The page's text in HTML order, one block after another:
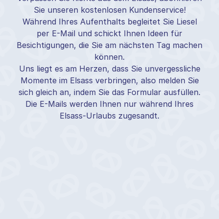
Sie unseren kostenlosen Kundenservice!
Während Ihres Aufenthalts begleitet Sie Liesel
per E-Mail und schickt Ihnen Ideen für
Besichtigungen, die Sie am nächsten Tag machen
können.
Uns liegt es am Herzen, dass Sie unvergessliche
Momente im Elsass verbringen, also melden Sie
sich gleich an, indem Sie das Formular ausfüllen.
Die E-Mails werden Ihnen nur während Ihres
Elsass-Urlaubs zugesandt.